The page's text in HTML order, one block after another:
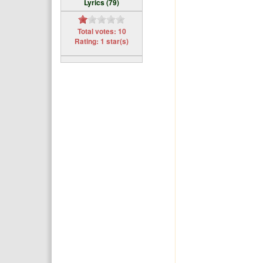
Lyrics (79)
Total votes: 10
Rating: 1 star(s)